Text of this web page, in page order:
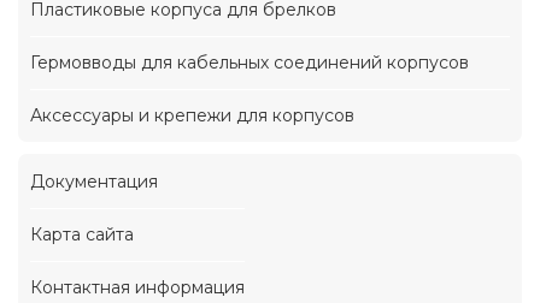
Пластиковые корпуса для брелков
Гермовводы для кабельных соединений корпусов
Аксессуары и крепежи для корпусов
Документация
Карта сайта
Контактная информация